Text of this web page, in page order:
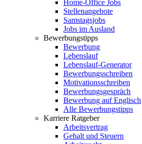
Home-Office Jobs
Stellenangebote
Samstagsjobs
Jobs im Ausland
Bewerbungstipps
Bewerbung
Lebenslauf
Lebenslauf-Generator
Bewerbungsschreiben
Motivationsschreiben
Bewerbungsgespräch
Bewerbung auf Englisch
Alle Bewerbungstipps
Karriere Ratgeber
Arbeitsvertrag
Gehalt und Steuern